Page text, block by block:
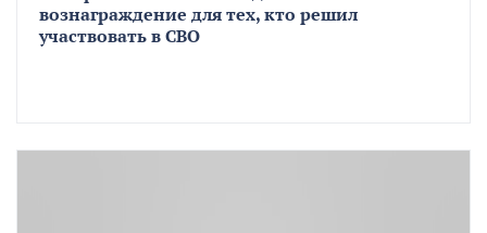
вознаграждение для тех, кто решил
участвовать в СВО